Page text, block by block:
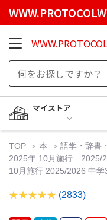
マイストア
TOP 本 語学・辞書
2025年 10月施行 2025/
10月施行 2025/2026 中学
(2833)